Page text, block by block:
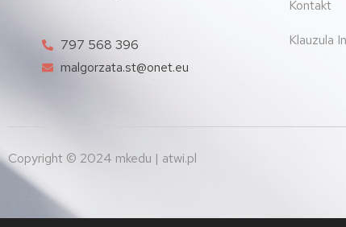
797 568 396
malgorzata.st@onet.eu
Kontakt
Klauzula
Copyright © 2024 mkedu | atwi.pl